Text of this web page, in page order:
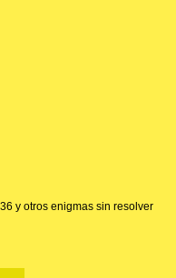
y otros enigmas sin resolver